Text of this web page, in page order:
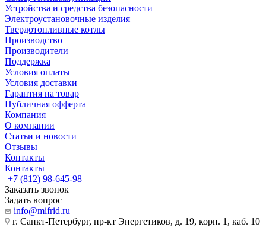
Устройства и средства безопасности
Электроустановочные изделия
Твердотопливные котлы
Производство
Производители
Поддержка
Условия оплаты
Условия доставки
Гарантия на товар
Публичная офферта
Компания
О компании
Статьи и новости
Отзывы
Контакты
Контакты
+7 (812) 98-645-98
Заказать звонок
Задать вопрос
info@mifrid.ru
г. Санкт-Петербург, пр-кт Энергетиков, д. 19, корп. 1, каб. 10